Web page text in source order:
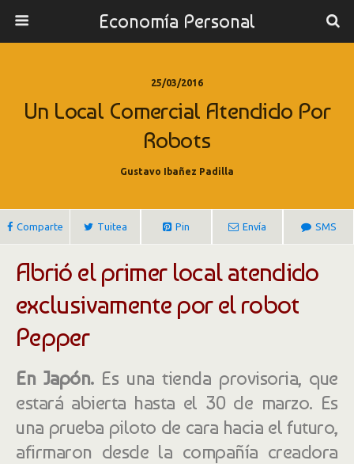
Economía Personal
25/03/2016
Un Local Comercial Atendido Por
Robots
Gustavo Ibañez Padilla
Comparte Tuitea Pin Envía SMS
Abrió el primer local atendido
exclusivamente por el robot
Pepper
En Japón. Es una tienda provisoria, que
estará abierta hasta el 30 de marzo. Es
una prueba piloto de cara hacia el futuro,
afirmaron desde la compañía creadora